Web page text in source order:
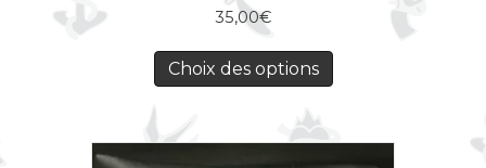
35,00€
Choix des options